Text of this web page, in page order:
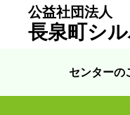
公益社団法人
長泉町シ
センターの